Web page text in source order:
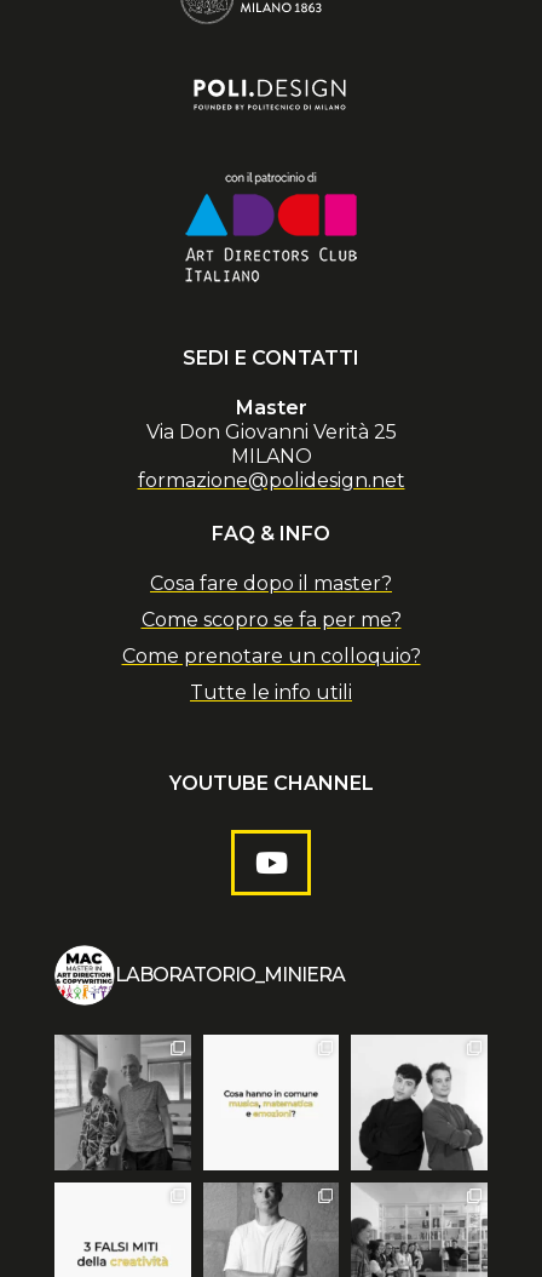
SEDI E CONTATTI
Master
Via Don Giovanni Verità 25
MILANO
formazione@polidesign.net
FAQ & INFO
Cosa fare dopo il master?
Come scopro se fa per me?
Come prenotare un colloquio?
Tutte le info utili
YOUTUBE CHANNEL
LABORATORIO_MINIERA